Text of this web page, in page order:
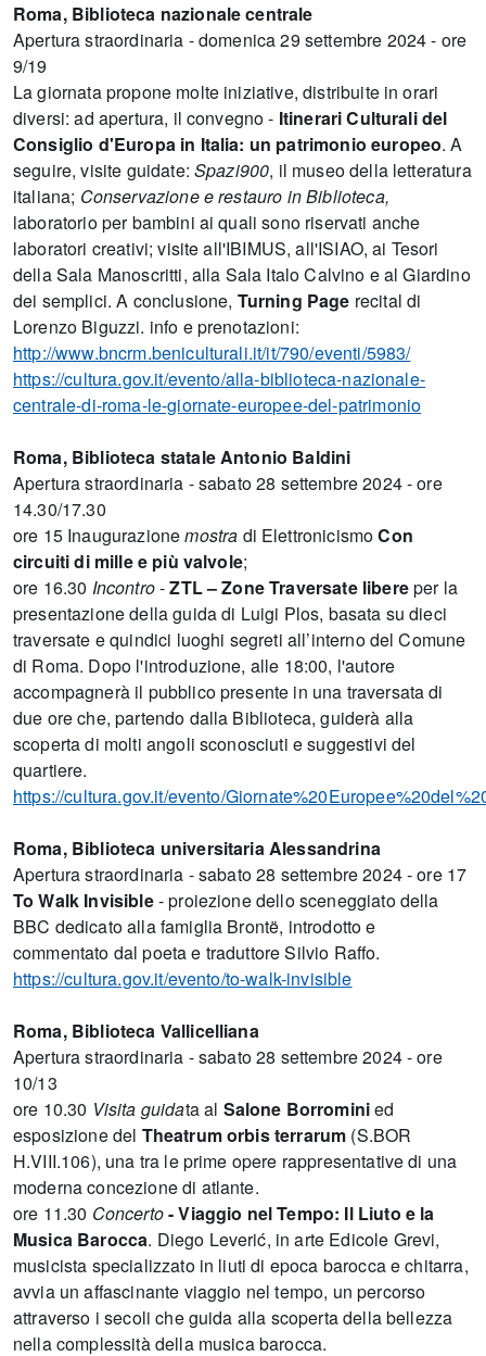
Roma, Biblioteca nazionale centrale
Apertura straordinaria - domenica 29 settembre 2024 - ore
9/19
La giornata propone molte iniziative, distribuite in orari
diversi: ad apertura, il convegno - Itinerari Culturali del
Consiglio d'Europa in Italia: un patrimonio europeo. A
seguire, visite guidate:Spazi900, il museo della letteratura
italiana; Conservazione e restauro in Biblioteca,
laboratorio per bambini ai quali sono riservati anche
laboratori creativi; visite all'IBIMUS, all'ISIAO, ai Tesori
della Sala Manoscritti, alla Sala Italo Calvino e al Giardino
dei semplici. A conclusione, Turning Page recital di
Lorenzo Biguzzi. info e prenotazioni:
http://www.bncrm.beniculturali.it/it/790/eventi/5983/
https://cultura.gov.it/evento/alla-biblioteca-nazionale-
centrale-di-roma-le-giornate-europee-del-patrimonio
Roma, Biblioteca statale Antonio Baldini
Apertura straordinaria - sabato 28 settembre 2024 - ore
14.30/17.30
ore 15 Inaugurazionemostra di ElettronicismoCon
circuiti di mille e più valvole;
ore 16.30 Incontro-ZTL – Zone Traversate libereper la
presentazione della guida di Luigi Plos, basata su dieci
traversate e quindici luoghi segreti all’interno del Comune
di Roma. Dopo l'introduzione, alle 18:00, l'autore
accompagnerà il pubblico presente in una traversata di
due ore che, partendo dalla Biblioteca, guiderà alla
scoperta di molti angoli sconosciuti e suggestivi del
quartiere.
https://cultura.gov.it/evento/
Roma, Biblioteca universitaria Alessandrina
Apertura straordinaria - sabato 28 settembre 2024 - ore 17
To Walk Invisible- proiezione dello sceneggiato della
BBC dedicato alla famiglia Brontë, introdotto e
commentato dal poeta e traduttore Silvio Raffo.
https://cultura.gov.it/evento/to-walk-invisible
Roma, Biblioteca Vallicelliana
Apertura straordinaria - sabato 28 settembre 2024 - ore
10/13
ore 10.30 Visita guidata al Salone Borrominied
esposizione del Theatrum orbis terrarum (S.BOR
H.VIII.106), una tra le prime opere rappresentative di una
moderna concezione di atlante.
ore 11.30 Concerto- Viaggio nel Tempo: Il Liuto e la
Musica Barocca. Diego Leverić, in arte Edicole Grevi,
musicista specializzato in liuti di epoca barocca e chitarra,
avvia un affascinante viaggio nel tempo, un percorso
attraverso i secoli che guida alla scoperta della bellezza
nella complessità della musica barocca.